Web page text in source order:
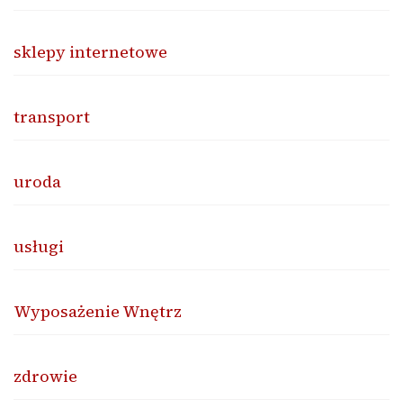
sklepy internetowe
transport
uroda
usługi
Wyposażenie Wnętrz
zdrowie